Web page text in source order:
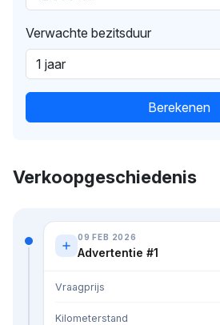
Verwachte bezitsduur
Berekenen
Verkoopgeschiedenis
09 FEB 2026
Advertentie #1
Vraagprijs
Kilometerstand